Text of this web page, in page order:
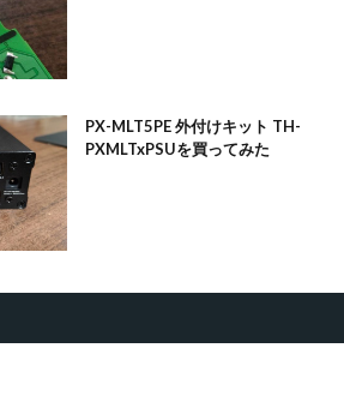
PX-MLT5PE 外付けキット TH-
PXMLTxPSUを買ってみた